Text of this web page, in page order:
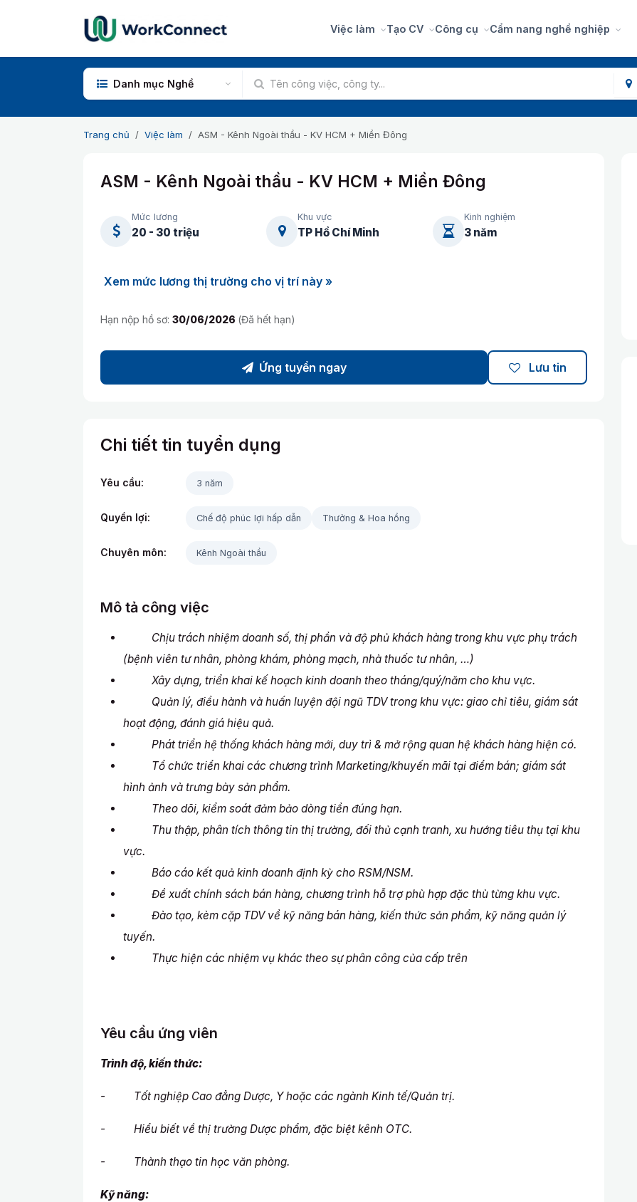
Bỏ qua để đến Nội dung
Việc làm Tạo CV Công cụ Cẩm nang nghề nghiệp
Danh mục Nghề
Trang chủ Việc làm ASM - Kênh Ngoài thầu - KV HCM + Miền Đông
ASM - Kênh Ngoài thầu - KV HCM + Miền Đông
Mức lương
20 - 30 triệu
Khu vực
TP Hồ Chí Minh
Kinh nghiệm
3 năm
Xem mức lương thị trường cho vị trí này »
Hạn nộp hồ sơ: 30/06/2026 (Đã hết hạn)
Ứng tuyển ngay Lưu tin
Chi tiết tin tuyển dụng
Yêu cầu: 3 năm
Quyền lợi: Chế độ phúc lợi hấp dẫn Thưởng & Hoa hồng
Chuyên môn: Kênh Ngoài thầu
Mô tả công việc
Chịu trách nhiệm doanh số, thị phần và độ phủ khách hàng trong khu vực phụ trách
(bệnh viên tư nhân, phòng khám, phòng mạch, nhà thuốc tư nhân, …)
Xây dựng, triển khai kế hoạch kinh doanh theo tháng/quý/năm cho khu vực.
Quản lý, điều hành và huấn luyện đội ngũ TDV trong khu vực: giao chỉ tiêu, giám sát
hoạt động, đánh giá hiệu quả.
Phát triển hệ thống khách hàng mới, duy trì & mở rộng quan hệ khách hàng hiện có.
Tổ chức triển khai các chương trình Marketing/khuyến mãi tại điểm bán; giám sát
hình ảnh và trưng bày sản phẩm.
Theo dõi, kiểm soát đảm bảo dòng tiền đúng hạn.
Thu thập, phân tích thông tin thị trường, đối thủ cạnh tranh, xu hướng tiêu thụ tại khu
vực.
Báo cáo kết quả kinh doanh định kỳ cho RSM/NSM.
Đề xuất chính sách bán hàng, chương trình hỗ trợ phù hợp đặc thù từng khu vực.
Đào tạo, kèm cặp TDV về kỹ năng bán hàng, kiến thức sản phẩm, kỹ năng quản lý
tuyến.
Thực hiện các nhiệm vụ khác theo sự phân công của cấp trên
Yêu cầu ứng viên
Trình độ, kiến thức:
- Tốt nghiệp Cao đẳng Dược, Y hoặc các ngành Kinh tế/Quản trị.
- Hiểu biết về thị trường Dược phẩm, đặc biệt kênh OTC.
- Thành thạo tin học văn phòng.
Kỹ năng: